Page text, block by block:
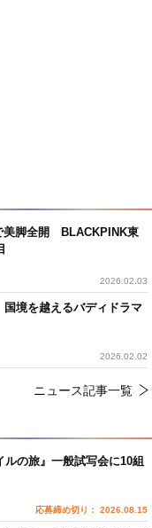
美脚全開 BLACKPINK東
2026.02.03
境を越えるバディドラマ
2026.02.02
ニュース記事一覧
ルの旅』一般試写会に10組
応募締め切り： 2026.08.15